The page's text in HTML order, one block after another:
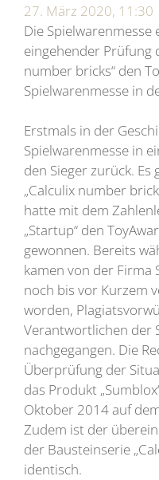
27. März 2020, 11:30
Die Spielwarenmesse
eingehender Prüfung
number bricks“ den
Spielwarenmesse in
Erstmals in der
Spielwarenmesse in
den Sieger zurück.
„Calculix number
hatte mit dem
„Startup“ den
gewonnen. Bereits
kamen von der Firma
noch bis vor Kurzem
worden,
Verantwortlichen der
nachgegangen. Die
Überprüfung der
das Produkt
Oktober 2014 auf
Zudem ist der
der Bausteinserie
identisch.